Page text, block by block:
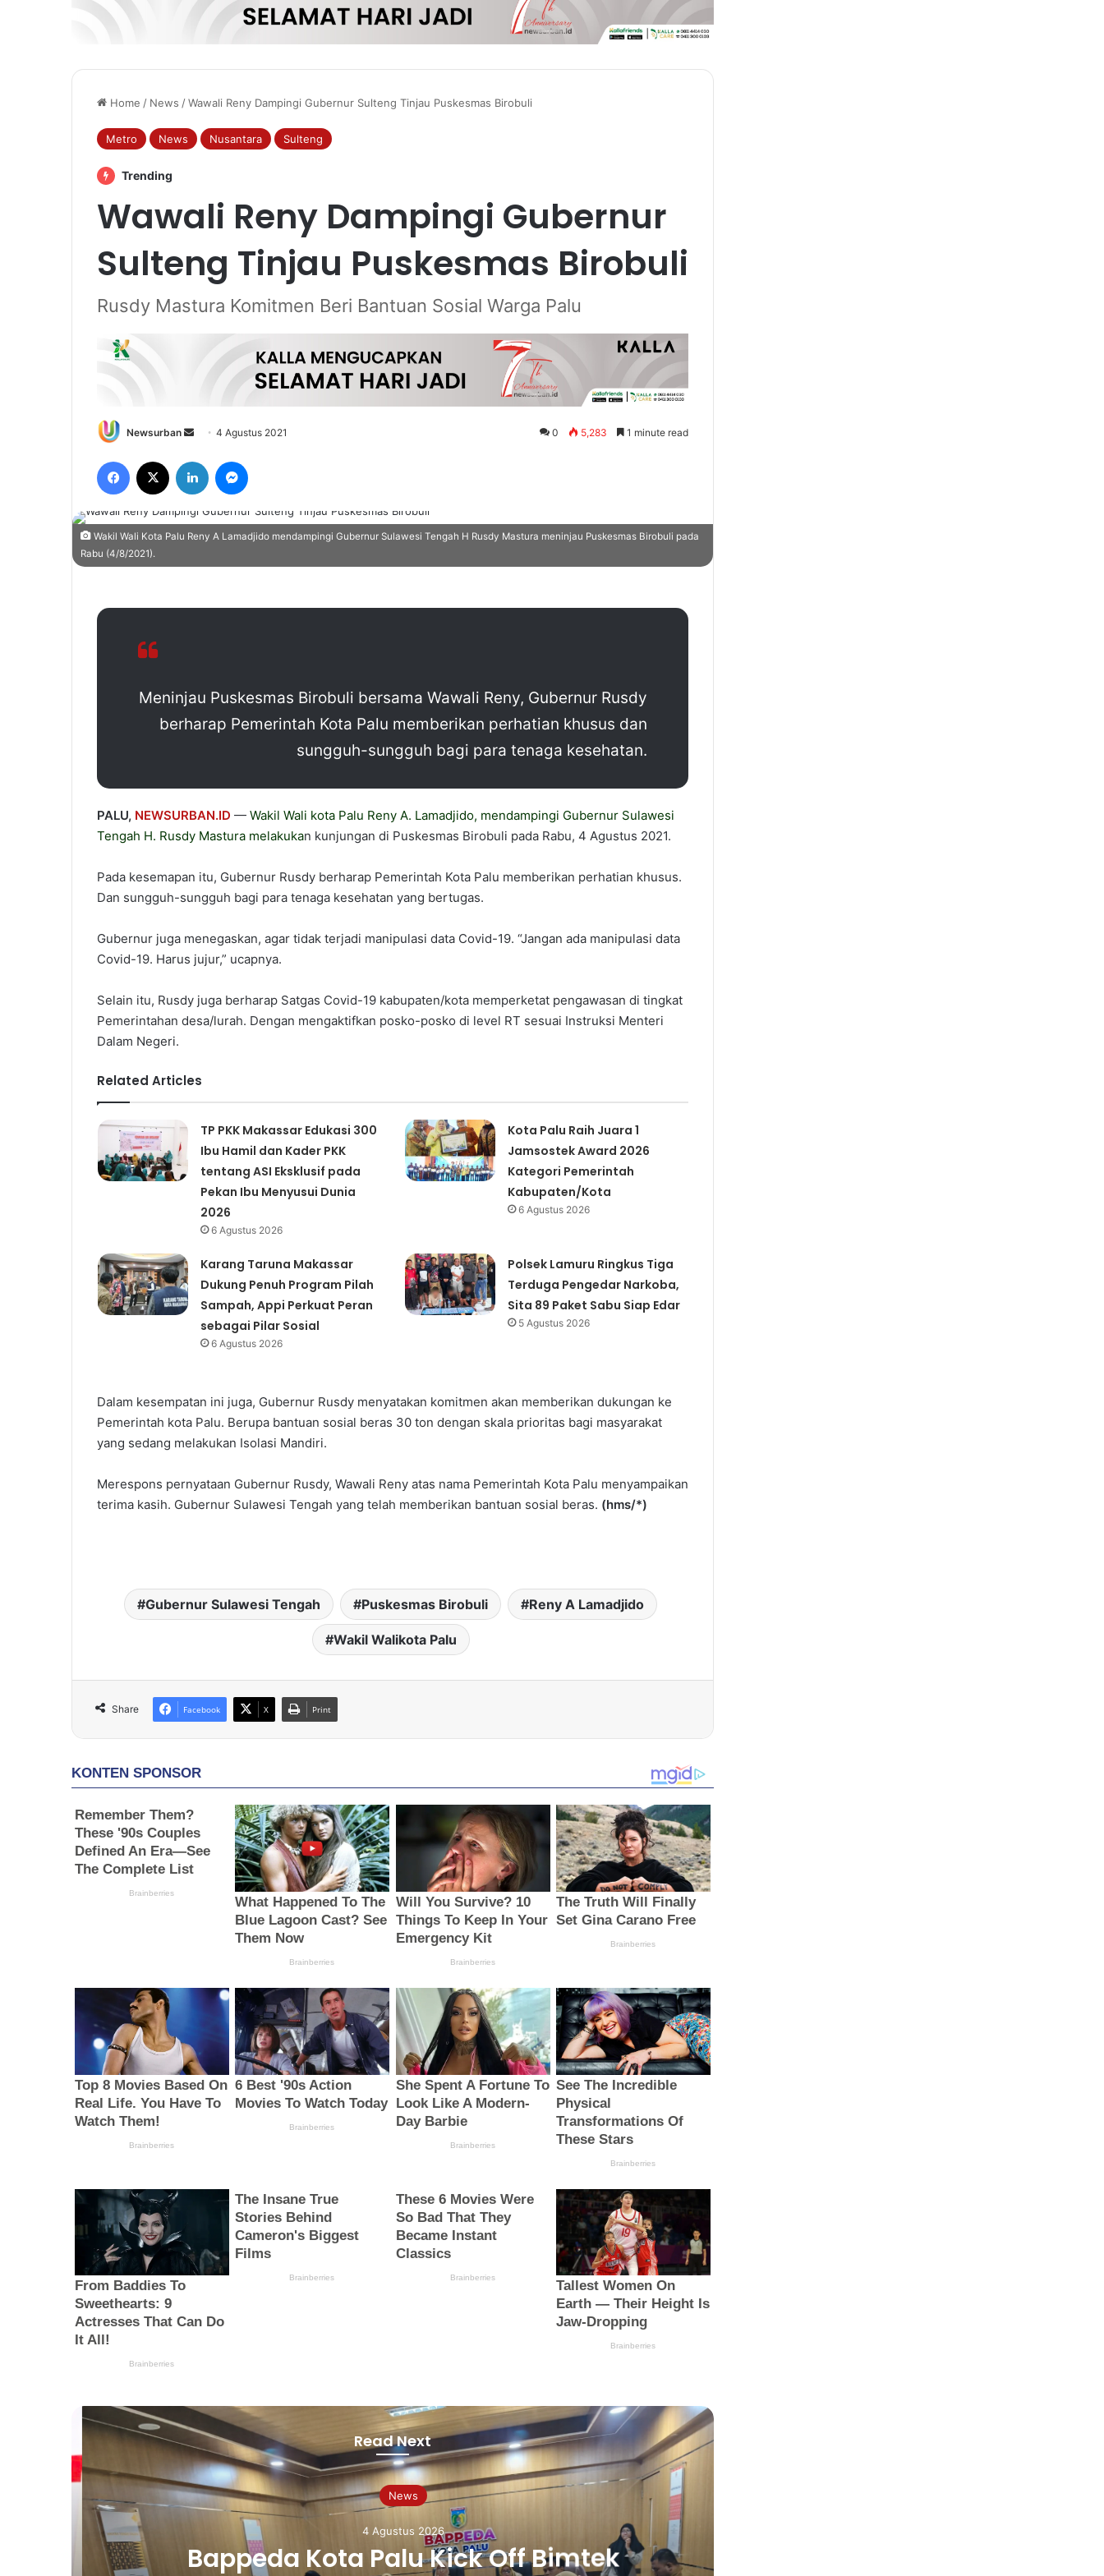
Home / News /Wawali Reny Dampingi Gubernur Sulteng Tinjau Puskesmas Birobuli
Metro News Nusantara Sulteng
Trending
Wawali Reny Dampingi Gubernur
Sulteng Tinjau Puskesmas Birobuli
Rusdy Mastura Komitmen Beri Bantuan Sosial Warga Palu
Newsurban
Send
email
4 Agustus 2021 0 5,283 1 minute read
Facebook LinkedIn
Wakil Wali Kota Palu Reny A Lamadjido mendampingi Gubernur Sulawesi Tengah H Rusdy Mastura meninjau Puskesmas Birobuli pada
Rabu (4/8/2021).
Meninjau Puskesmas Birobuli bersama Wawali Reny, Gubernur Rusdy
berharap Pemerintah Kota Palu memberikan perhatian khusus dan
sungguh-sungguh bagi para tenaga kesehatan.
PALU, NEWSURBAN.ID — Wakil Wali kota Palu Reny A. Lamadjido, mendampingi Gubernur Sulawesi
Tengah H. Rusdy Mastura melakukan kunjungan di Puskesmas Birobuli pada Rabu, 4 Agustus 2021.
Pada kesemapan itu, Gubernur Rusdy berharap Pemerintah Kota Palu memberikan perhatian khusus.
Dan sungguh-sungguh bagi para tenaga kesehatan yang bertugas.
Gubernur juga menegaskan, agar tidak terjadi manipulasi data Covid-19. “Jangan ada manipulasi data
Covid-19. Harus jujur,” ucapnya.
Selain itu, Rusdy juga berharap Satgas Covid-19 kabupaten/kota memperketat pengawasan di tingkat
Pemerintahan desa/lurah. Dengan mengaktifkan posko-posko di level RT sesuai Instruksi Menteri
Dalam Negeri.
Related Articles
TP PKK Makassar Edukasi 300
Ibu Hamil dan Kader PKK
tentang ASI Eksklusif pada
Pekan Ibu Menyusui Dunia
2026
6 Agustus 2026
Kota Palu Raih Juara 1
Jamsostek Award 2026
Kategori Pemerintah
Kabupaten/Kota
6 Agustus 2026
Karang Taruna Makassar
Dukung Penuh Program Pilah
Sampah, Appi Perkuat Peran
sebagai Pilar Sosial
6 Agustus 2026
Polsek Lamuru Ringkus Tiga
Terduga Pengedar Narkoba,
Sita 89 Paket Sabu Siap Edar
5 Agustus 2026
Dalam kesempatan ini juga, Gubernur Rusdy menyatakan komitmen akan memberikan dukungan ke
Pemerintah kota Palu. Berupa bantuan sosial beras 30 ton dengan skala prioritas bagi masyarakat
yang sedang melakukan Isolasi Mandiri.
Merespons pernyataan Gubernur Rusdy, Wawali Reny atas nama Pemerintah Kota Palu menyampaikan
terima kasih. Gubernur Sulawesi Tengah yang telah memberikan bantuan sosial beras. (hms/*)
Gubernur Sulawesi Tengah Puskesmas Birobuli Reny A Lamadjido
Wakil Walikota Palu
Share Facebook X Print
Read Next
News
4 Agustus 2026
Bappeda Kota Palu Kick Off Bimtek